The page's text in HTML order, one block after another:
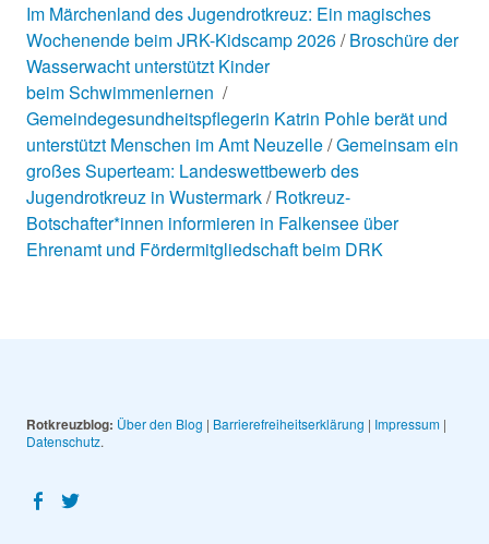
Im Märchenland des Jugendrotkreuz: Ein magisches
Wochenende beim JRK-Kidscamp 2026 Broschüre der
Wasserwacht unterstützt Kinder
beim Schwimmenlernen
Gemeindegesundheitspflegerin Katrin Pohle berät und
unterstützt Menschen im Amt Neuzelle Gemeinsam ein
großes Superteam: Landeswettbewerb des
Jugendrotkreuz in Wustermark Rotkreuz-
Botschafter*innen informieren in Falkensee über
Ehrenamt und Fördermitgliedschaft beim DRK
Rotkreuzblog: Über den Blog | Barrierefreiheitserklärung | Impressum|
Datenschutz